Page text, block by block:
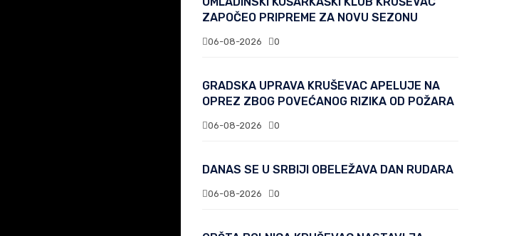
ZAPOČEO PRIPREME ZA NOVU SEZONU
06-08-2026 0
GRADSKA UPRAVA KRUŠEVAC APELUJE NA
OPREZ ZBOG POVEĆANOG RIZIKA OD POŽARA
06-08-2026 0
DANAS SE U SRBIJI OBELEŽAVA DAN RUDARA
06-08-2026 0